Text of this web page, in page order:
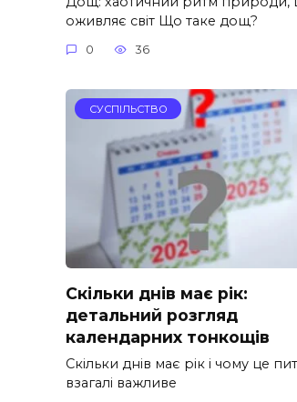
оживляє світ Що таке дощ?
0 36
СУСПІЛЬСТВО
Скільки днів має рік:
детальний розгляд
календарних тонкощів
Скільки днів має рік і чому це
взагалі важливе